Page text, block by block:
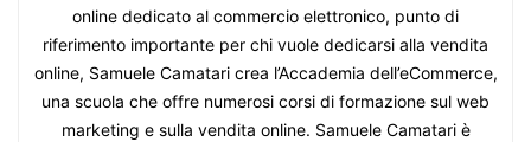
online dedicato al commercio elettronico, punto di
riferimento importante per chi vuole dedicarsi alla vendita
online, Samuele Camatari crea l’Accademia dell’eCommerce,
una scuola che offre numerosi corsi di formazione sul web
marketing e sulla vendita online. Samuele Camatari è